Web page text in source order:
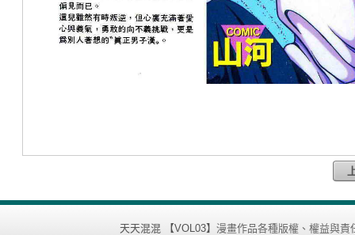
天天混混 【VOL03】漫畫作品各種版權、權益與責